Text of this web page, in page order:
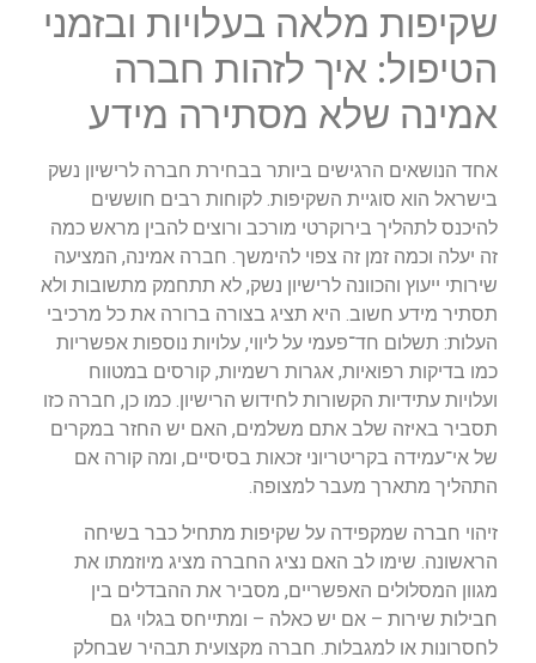
שקיפות מלאה בעלויות ובזמני
הטיפול: איך לזהות חברה
אמינה שלא מסתירה מידע
אחד הנושאים הרגישים ביותר בבחירת חברה לרישיון נשק
בישראל הוא סוגיית השקיפות. לקוחות רבים חוששים
להיכנס לתהליך בירוקרטי מורכב ורוצים להבין מראש כמה
זה יעלה וכמה זמן זה צפוי להימשך. חברה אמינה, המציעה
שירותי ייעוץ והכוונה לרישיון נשק, לא תתחמק מתשובות ולא
תסתיר מידע חשוב. היא תציג בצורה ברורה את כל מרכיבי
העלות: תשלום חד־פעמי על ליווי, עלויות נוספות אפשריות
כמו בדיקות רפואיות, אגרות רשמיות, קורסים במטווח
ועלויות עתידיות הקשורות לחידוש הרישיון. כמו כן, חברה כזו
תסביר באיזה שלב אתם משלמים, האם יש החזר במקרים
של אי־עמידה בקריטריוני זכאות בסיסיים, ומה קורה אם
התהליך מתארך מעבר למצופה.
זיהוי חברה שמקפידה על שקיפות מתחיל כבר בשיחה
הראשונה. שימו לב האם נציג החברה מציג מיוזמתו את
מגוון המסלולים האפשריים, מסביר את ההבדלים בין
חבילות שירות – אם יש כאלה – ומתייחס בגלוי גם
לחסרונות או למגבלות. חברה מקצועית תבהיר שבחלק